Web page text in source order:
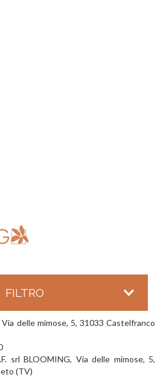
FILTRO
Via delle mimose, 5, 31033 Castelfranco
srl BLOOMING, Via delle mimose, 5,
(TV)